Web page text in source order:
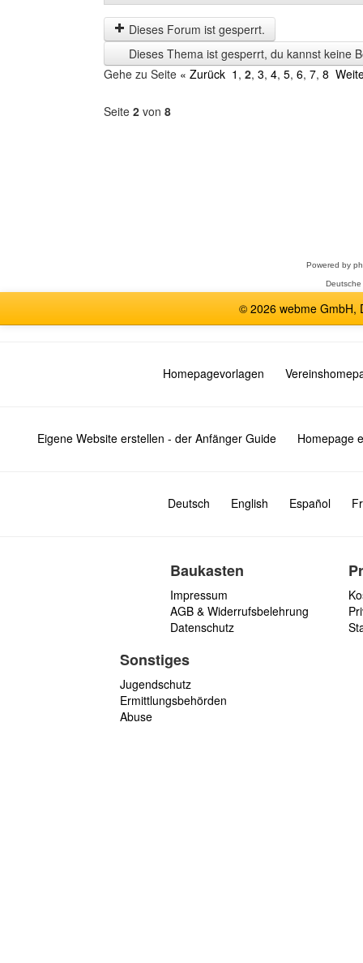
der
letzten
Zeit
anzeigen
by
Dieses Forum ist gesperrt.
Dieses Thema ist gesperrt, du kannst keine
Gehe zu Seite « Zurück 1 , 2, 3, 4, 5, 6, 7, 8
Seite 2 von 8
Powered by
© 2026 webme GmbH,
Homepagevorlagen
Eigene Website erstellen - der Anfänger Guide Homepage
Deutsch English Español
Baukasten
Impressum
AGB & Widerrufsbelehrung
Datenschutz
Sonstiges
Jugendschutz
Ermittlungsbehörden
Abuse